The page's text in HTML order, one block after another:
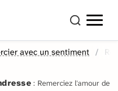
avec un sentiment
: Remerciez l'amour de